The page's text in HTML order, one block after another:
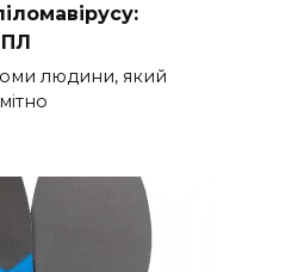
людини, який